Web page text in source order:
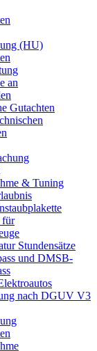
(HU)
an
Gutachten
& Tuning
für
Stundensätze
und DMSB-
nach DGUV V3